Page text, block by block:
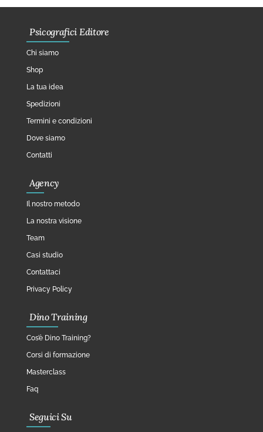
Psicografici Editore
Chi siamo
Shop
La tua idea
Spedizioni
Termini e condizioni
Dove siamo
Contatti
Agency
Il nostro metodo
La nostra visione
Team
Casi studio
Contattaci
Privacy Policy
Dino Training
Cos’è Dino Training?
Corsi di formazione
Masterclass
Faq
Seguici Su